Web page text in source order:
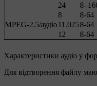
24
MPEG-2.5/аудіо
8
8-64
11.0258-64
12
8-64
Характеристики аудіо у
Для відтворення файлу